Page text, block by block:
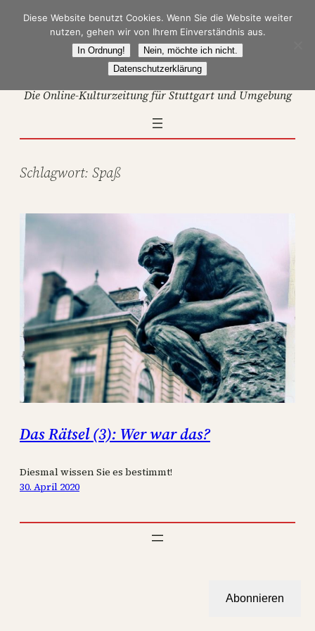
Zum
Die Online-Kulturzeitung für Stuttgart und Umgebung
Schlagwort: Spaß
Das Rätsel (3): Wer war das?
Diesmal wissen Sie es bestimmt!
30. April 2020
Abonnieren
Diese Website benutzt Cookies. Wenn Sie die Website weiter
nutzen, gehen wir von Ihrem Einverständnis aus.
In Ordnung!
Nein, möchte ich nicht.
Datenschutzerklärung